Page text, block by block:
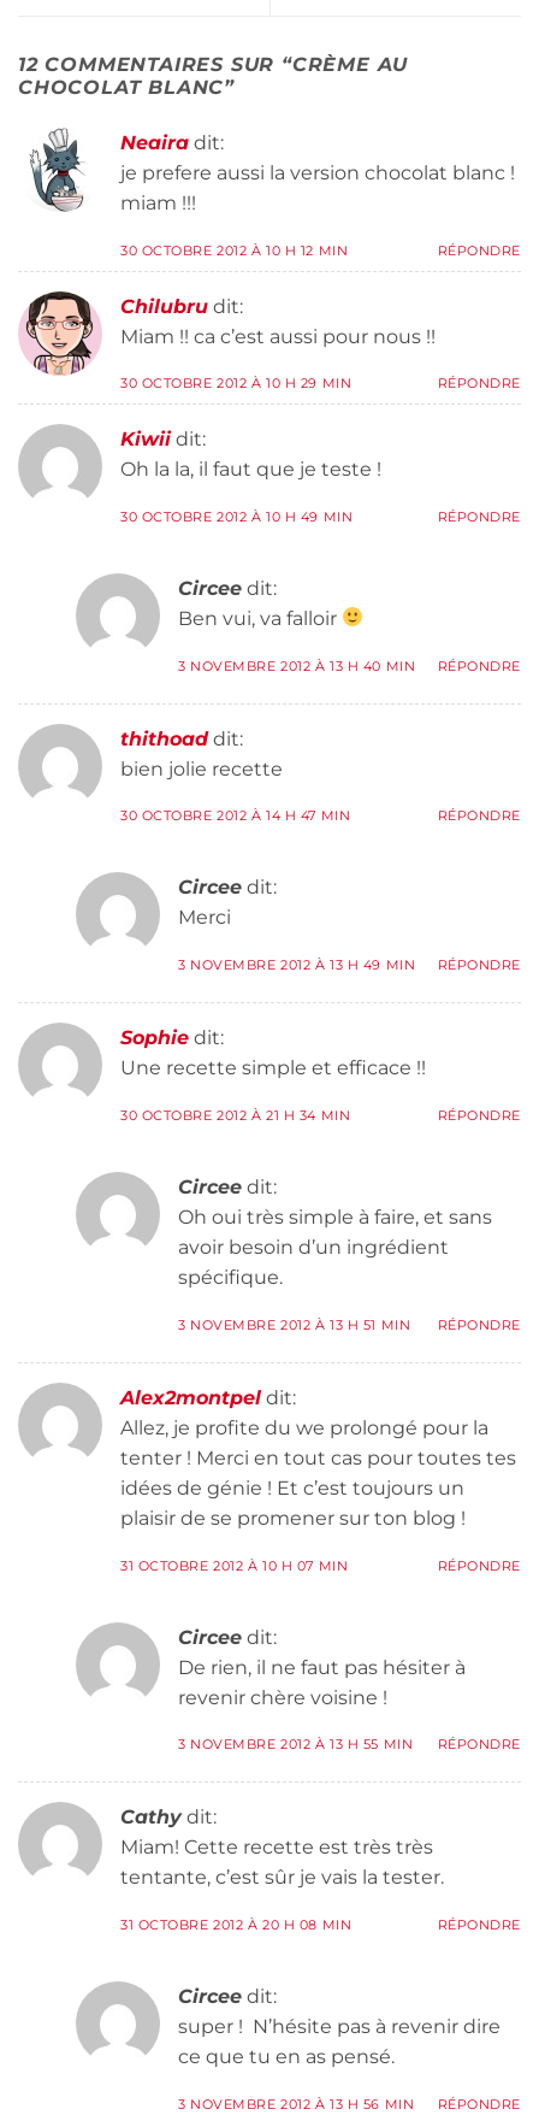
12 COMMENTAIRES SUR “CRÈME AU
CHOCOLAT BLANC”
Neaira dit:
je prefere aussi la version chocolat blanc !
miam !!!
30 OCTOBRE 2012 À 10 H 12 MIN RÉPONDRE
Chilubru dit:
Miam !! ca c’est aussi pour nous !!
30 OCTOBRE 2012 À 10 H 29 MIN RÉPONDRE
Kiwii dit:
Oh la la, il faut que je teste !
30 OCTOBRE 2012 À 10 H 49 MIN RÉPONDRE
Circee dit:
Ben vui, va falloir
3 NOVEMBRE 2012 À 13 H 40 MIN RÉPONDRE
thithoad dit:
bien jolie recette
30 OCTOBRE 2012 À 14 H 47 MIN RÉPONDRE
Circee dit:
Merci
3 NOVEMBRE 2012 À 13 H 49 MIN RÉPONDRE
Sophie dit:
Une recette simple et efficace !!
30 OCTOBRE 2012 À 21 H 34 MIN RÉPONDRE
Circee dit:
Oh oui très simple à faire, et sans
avoir besoin d’un ingrédient
spécifique.
3 NOVEMBRE 2012 À 13 H 51 MIN RÉPONDRE
Alex2montpel dit:
Allez, je profite du we prolongé pour la
tenter ! Merci en tout cas pour toutes tes
idées de génie ! Et c’est toujours un
plaisir de se promener sur ton blog !
31 OCTOBRE 2012 À 10 H 07 MIN RÉPONDRE
Circee dit:
De rien, il ne faut pas hésiter à
revenir chère voisine !
3 NOVEMBRE 2012 À 13 H 55 MIN RÉPONDRE
Cathy dit:
Miam! Cette recette est très très
tentante, c’est sûr je vais la tester.
31 OCTOBRE 2012 À 20 H 08 MIN RÉPONDRE
Circee dit:
super ! N’hésite pas à revenir dire
ce que tu en as pensé.
3 NOVEMBRE 2012 À 13 H 56 MIN RÉPONDRE